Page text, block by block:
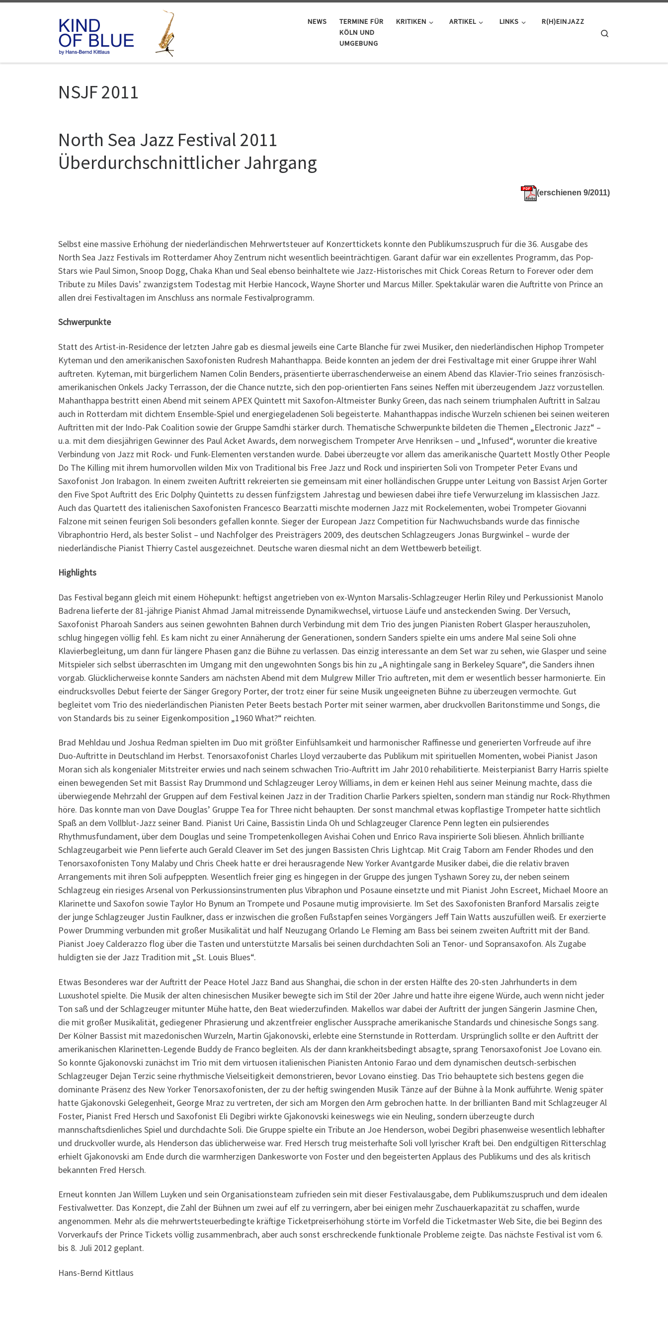
NEWS
TERMINE FÜR
KÖLN UND
UMGEBUNG
KRITIKEN ARTIKEL LINKS R(H)EINJAZZ
NSJF 2011
North Sea Jazz Festival 2011
Überdurchschnittlicher Jahrgang
(erschienen 9/2011)
Selbst eine massive Erhöhung der niederländischen Mehrwertsteuer auf Konzerttickets konnte den Publikumszuspruch für die 36. Ausgabe des
North Sea Jazz Festivals im Rotterdamer Ahoy Zentrum nicht wesentlich beeinträchtigen. Garant dafür war ein exzellentes Programm, das Pop-
Stars wie Paul Simon, Snoop Dogg, Chaka Khan und Seal ebenso beinhaltete wie Jazz-Historisches mit Chick Coreas Return to Forever oder dem
Tribute zu Miles Davis’ zwanzigstem Todestag mit Herbie Hancock, Wayne Shorter und Marcus Miller. Spektakulär waren die Auftritte von Prince an
allen drei Festivaltagen im Anschluss ans normale Festivalprogramm.
Schwerpunkte
Statt des Artist-in-Residence der letzten Jahre gab es diesmal jeweils eine Carte Blanche für zwei Musiker, den niederländischen Hiphop Trompeter
Kyteman und den amerikanischen Saxofonisten Rudresh Mahanthappa. Beide konnten an jedem der drei Festivaltage mit einer Gruppe ihrer Wahl
auftreten. Kyteman, mit bürgerlichem Namen Colin Benders, präsentierte überraschenderweise an einem Abend das Klavier-Trio seines französisch-
amerikanischen Onkels Jacky Terrasson, der die Chance nutzte, sich den pop-orientierten Fans seines Neffen mit überzeugendem Jazz vorzustellen.
Mahanthappa bestritt einen Abend mit seinem APEX Quintett mit Saxofon-Altmeister Bunky Green, das nach seinem triumphalen Auftritt in Salzau
auch in Rotterdam mit dichtem Ensemble-Spiel und energiegeladenen Soli begeisterte. Mahanthappas indische Wurzeln schienen bei seinen weiteren
Auftritten mit der Indo-Pak Coalition sowie der Gruppe Samdhi stärker durch. Thematische Schwerpunkte bildeten die Themen „Electronic Jazz“ –
u.a. mit dem diesjährigen Gewinner des Paul Acket Awards, dem norwegischem Trompeter Arve Henriksen – und „Infused“, worunter die kreative
Verbindung von Jazz mit Rock- und Funk-Elementen verstanden wurde. Dabei überzeugte vor allem das amerikanische Quartett Mostly Other People
Do The Killing mit ihrem humorvollen wilden Mix von Traditional bis Free Jazz und Rock und inspirierten Soli von Trompeter Peter Evans und
Saxofonist Jon Irabagon. In einem zweiten Auftritt rekreierten sie gemeinsam mit einer holländischen Gruppe unter Leitung von Bassist Arjen Gorter
den Five Spot Auftritt des Eric Dolphy Quintetts zu dessen fünfzigstem Jahrestag und bewiesen dabei ihre tiefe Verwurzelung im klassischen Jazz.
Auch das Quartett des italienischen Saxofonisten Francesco Bearzatti mischte modernen Jazz mit Rockelementen, wobei Trompeter Giovanni
Falzone mit seinen feurigen Soli besonders gefallen konnte. Sieger der European Jazz Competition für Nachwuchsbands wurde das finnische
Vibraphontrio Herd, als bester Solist – und Nachfolger des Preisträgers 2009, des deutschen Schlagzeugers Jonas Burgwinkel – wurde der
niederländische Pianist Thierry Castel ausgezeichnet. Deutsche waren diesmal nicht an dem Wettbewerb beteiligt.
Highlights
Das Festival begann gleich mit einem Höhepunkt: heftigst angetrieben von ex-Wynton Marsalis-Schlagzeuger Herlin Riley und Perkussionist Manolo
Badrena lieferte der 81-jährige Pianist Ahmad Jamal mitreissende Dynamikwechsel, virtuose Läufe und ansteckenden Swing. Der Versuch,
Saxofonist Pharoah Sanders aus seinen gewohnten Bahnen durch Verbindung mit dem Trio des jungen Pianisten Robert Glasper herauszuholen,
schlug hingegen völlig fehl. Es kam nicht zu einer Annäherung der Generationen, sondern Sanders spielte ein ums andere Mal seine Soli ohne
Klavierbegleitung, um dann für längere Phasen ganz die Bühne zu verlassen. Das einzig interessante an dem Set war zu sehen, wie Glasper und seine
Mitspieler sich selbst überraschten im Umgang mit den ungewohnten Songs bis hin zu „A nightingale sang in Berkeley Square“, die Sanders ihnen
vorgab. Glücklicherweise konnte Sanders am nächsten Abend mit dem Mulgrew Miller Trio auftreten, mit dem er wesentlich besser harmonierte. Ein
eindrucksvolles Debut feierte der Sänger Gregory Porter, der trotz einer für seine Musik ungeeigneten Bühne zu überzeugen vermochte. Gut
begleitet vom Trio des niederländischen Pianisten Peter Beets bestach Porter mit seiner warmen, aber druckvollen Baritonstimme und Songs, die
von Standards bis zu seiner Eigenkomposition „1960 What?“ reichten.
Brad Mehldau und Joshua Redman spielten im Duo mit größter Einfühlsamkeit und harmonischer Raffinesse und generierten Vorfreude auf ihre
Duo-Auftritte in Deutschland im Herbst. Tenorsaxofonist Charles Lloyd verzauberte das Publikum mit spirituellen Momenten, wobei Pianist Jason
Moran sich als kongenialer Mitstreiter erwies und nach seinem schwachen Trio-Auftritt im Jahr 2010 rehabilitierte. Meisterpianist Barry Harris spielte
einen bewegenden Set mit Bassist Ray Drummond und Schlagzeuger Leroy Williams, in dem er keinen Hehl aus seiner Meinung machte, dass die
überwiegende Mehrzahl der Gruppen auf dem Festival keinen Jazz in der Tradition Charlie Parkers spielten, sondern man ständig nur Rock-Rhythmen
höre. Das konnte man von Dave Douglas’ Gruppe Tea for Three nicht behaupten. Der sonst manchmal etwas kopflastige Trompeter hatte sichtlich
Spaß an dem Vollblut-Jazz seiner Band. Pianist Uri Caine, Bassistin Linda Oh und Schlagzeuger Clarence Penn legten ein pulsierendes
Rhythmusfundament, über dem Douglas und seine Trompetenkollegen Avishai Cohen und Enrico Rava inspirierte Soli bliesen. Ähnlich brilliante
Schlagzeugarbeit wie Penn lieferte auch Gerald Cleaver im Set des jungen Bassisten Chris Lightcap. Mit Craig Taborn am Fender Rhodes und den
Tenorsaxofonisten Tony Malaby und Chris Cheek hatte er drei herausragende New Yorker Avantgarde Musiker dabei, die die relativ braven
Arrangements mit ihren Soli aufpeppten. Wesentlich freier ging es hingegen in der Gruppe des jungen Tyshawn Sorey zu, der neben seinem
Schlagzeug ein riesiges Arsenal von Perkussionsinstrumenten plus Vibraphon und Posaune einsetzte und mit Pianist John Escreet, Michael Moore an
Klarinette und Saxofon sowie Taylor Ho Bynum an Trompete und Posaune mutig improvisierte. Im Set des Saxofonisten Branford Marsalis zeigte
der junge Schlagzeuger Justin Faulkner, dass er inzwischen die großen Fußstapfen seines Vorgängers Jeff Tain Watts auszufüllen weiß. Er exerzierte
Power Drumming verbunden mit großer Musikalität und half Neuzugang Orlando Le Fleming am Bass bei seinem zweiten Auftritt mit der Band.
Pianist Joey Calderazzo flog über die Tasten und unterstützte Marsalis bei seinen durchdachten Soli an Tenor- und Sopransaxofon. Als Zugabe
huldigten sie der Jazz Tradition mit „St. Louis Blues“.
Etwas Besonderes war der Auftritt der Peace Hotel Jazz Band aus Shanghai, die schon in der ersten Hälfte des 20-sten Jahrhunderts in dem
Luxushotel spielte. Die Musik der alten chinesischen Musiker bewegte sich im Stil der 20er Jahre und hatte ihre eigene Würde, auch wenn nicht jeder
Ton saß und der Schlagzeuger mitunter Mühe hatte, den Beat wiederzufinden. Makellos war dabei der Auftritt der jungen Sängerin Jasmine Chen,
die mit großer Musikalität, gediegener Phrasierung und akzentfreier englischer Aussprache amerikanische Standards und chinesische Songs sang.
Der Kölner Bassist mit mazedonischen Wurzeln, Martin Gjakonovski, erlebte eine Sternstunde in Rotterdam. Ursprünglich sollte er den Auftritt der
amerikanischen Klarinetten-Legende Buddy de Franco begleiten. Als der dann krankheitsbedingt absagte, sprang Tenorsaxofonist Joe Lovano ein.
So konnte Gjakonovski zunächst im Trio mit dem virtuosen italienischen Pianisten Antonio Farao und dem dynamischen deutsch-serbischen
Schlagzeuger Dejan Terzic seine rhythmische Vielseitigkeit demonstrieren, bevor Lovano einstieg. Das Trio behauptete sich bestens gegen die
dominante Präsenz des New Yorker Tenorsaxofonisten, der zu der heftig swingenden Musik Tänze auf der Bühne à la Monk aufführte. Wenig später
hatte Gjakonovski Gelegenheit, George Mraz zu vertreten, der sich am Morgen den Arm gebrochen hatte. In der brillianten Band mit Schlagzeuger Al
Foster, Pianist Fred Hersch und Saxofonist Eli Degibri wirkte Gjakonovski keineswegs wie ein Neuling, sondern überzeugte durch
mannschaftsdienliches Spiel und durchdachte Soli. Die Gruppe spielte ein Tribute an Joe Henderson, wobei Degibri phasenweise wesentlich lebhafter
und druckvoller wurde, als Henderson das üblicherweise war. Fred Hersch trug meisterhafte Soli voll lyrischer Kraft bei. Den endgültigen Ritterschlag
erhielt Gjakonovski am Ende durch die warmherzigen Dankesworte von Foster und den begeisterten Applaus des Publikums und des als kritisch
bekannten Fred Hersch.
Erneut konnten Jan Willem Luyken und sein Organisationsteam zufrieden sein mit dieser Festivalausgabe, dem Publikumszuspruch und dem idealen
Festivalwetter. Das Konzept, die Zahl der Bühnen um zwei auf elf zu verringern, aber bei einigen mehr Zuschauerkapazität zu schaffen, wurde
angenommen. Mehr als die mehrwertsteuerbedingte kräftige Ticketpreiserhöhung störte im Vorfeld die Ticketmaster Web Site, die bei Beginn des
Vorverkaufs der Prince Tickets völlig zusammenbrach, aber auch sonst erschreckende funktionale Probleme zeigte. Das nächste Festival ist vom 6.
bis 8. Juli 2012 geplant.
Hans-Bernd Kittlaus